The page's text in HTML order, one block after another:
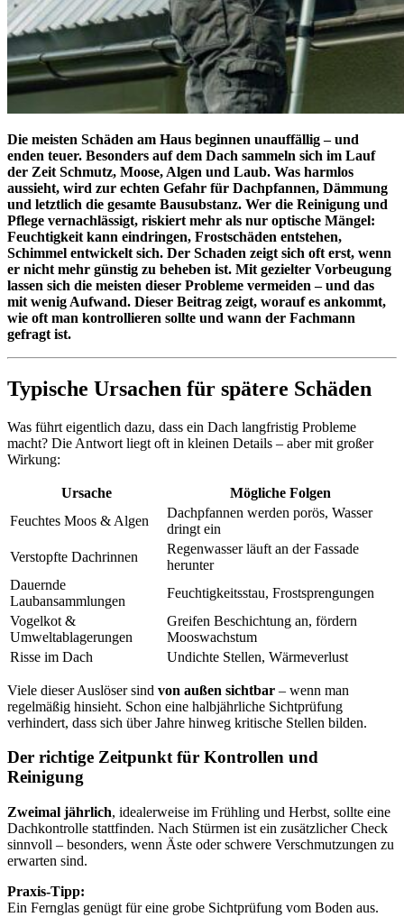
Die meisten Schäden am Haus beginnen unauffällig – und
enden teuer. Besonders auf dem Dach sammeln sich im Lauf
der Zeit Schmutz, Moose, Algen und Laub. Was harmlos
aussieht, wird zur echten Gefahr für Dachpfannen, Dämmung
und letztlich die gesamte Bausubstanz. Wer die Reinigung und
Pflege vernachlässigt, riskiert mehr als nur optische Mängel:
Feuchtigkeit kann eindringen, Frostschäden entstehen,
Schimmel entwickelt sich. Der Schaden zeigt sich oft erst, wenn
er nicht mehr günstig zu beheben ist. Mit gezielter Vorbeugung
lassen sich die meisten dieser Probleme vermeiden – und das
mit wenig Aufwand. Dieser Beitrag zeigt, worauf es ankommt,
wie oft man kontrollieren sollte und wann der Fachmann
gefragt ist.
Typische Ursachen für spätere Schäden
Was führt eigentlich dazu, dass ein Dach langfristig Probleme
macht? Die Antwort liegt oft in kleinen Details – aber mit großer
Wirkung:
Ursache
Mögliche Folgen
Feuchtes Moos & Algen
Dachpfannen werden porös, Wasser
dringt ein
Verstopfte Dachrinnen
Regenwasser läuft an der Fassade
herunter
Dauernde
Laubansammlungen
Feuchtigkeitsstau, Frostsprengungen
Vogelkot &
Umweltablagerungen
Greifen Beschichtung an, fördern
Mooswachstum
Risse im Dach
Undichte Stellen, Wärmeverlust
Viele dieser Auslöser sind von außen sichtbar – wenn man
regelmäßig hinsieht. Schon eine halbjährliche Sichtprüfung
verhindert, dass sich über Jahre hinweg kritische Stellen bilden.
Der richtige Zeitpunkt für Kontrollen und
Reinigung
Zweimal jährlich, idealerweise im Frühling und Herbst, sollte eine
Dachkontrolle stattfinden. Nach Stürmen ist ein zusätzlicher Check
sinnvoll – besonders, wenn Äste oder schwere Verschmutzungen zu
erwarten sind.
Praxis-Tipp:
Ein Fernglas genügt für eine grobe Sichtprüfung vom Boden aus.